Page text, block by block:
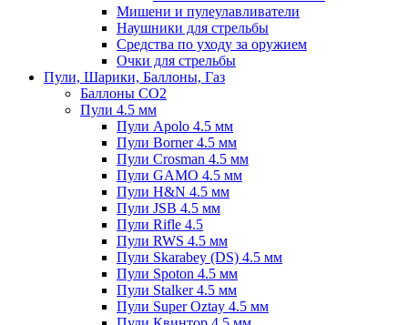
Мишени и пулеулавливатели
Наушники для стрельбы
Средства по уходу за оружием
Очки для стрельбы
Пули, Шарики, Баллоны, Газ
Баллоны CO2
Пули 4.5 мм
Пули Apolo 4.5 мм
Пули Borner 4.5 мм
Пули Crosman 4.5 мм
Пули GAMO 4.5 мм
Пули H&N 4.5 мм
Пули JSB 4.5 мм
Пули Rifle 4.5
Пули RWS 4.5 мм
Пули Skarabey (DS) 4.5 мм
Пули Spoton 4.5 мм
Пули Stalker 4.5 мм
Пули Super Oztay 4.5 мм